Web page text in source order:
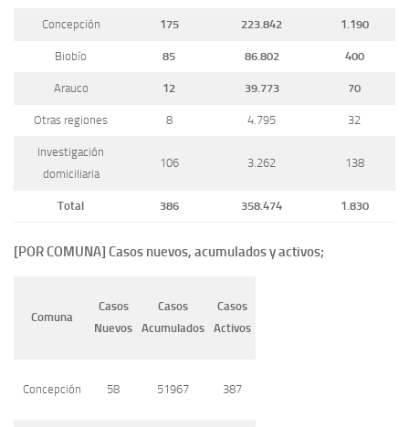
Concepción 175 223.842 1.190
Biobío 85 86.802 400
Arauco 12 39.773 70
Otras regiones 8 4.795 32
Investigación
domiciliaria
106 3.262 138
Total 386 358.474 1.830
[POR COMUNA] Casos nuevos, acumulados y activos;
Comuna
Casos
Nuevos
Casos
Acumulados
Casos
Activos
Concepción 58 51967 387